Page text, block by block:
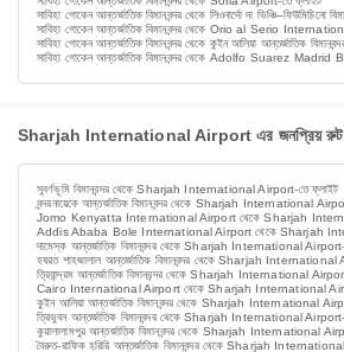
সাবিহা গোকেন আন্তর্জাতিক বিমানবন্দর থেকে লিওনার্দো দা ভিঞ্চি–ফিউমিচিনো
সাবিহা গোকেন আন্তর্জাতিক বিমানবন্দর থেকে Orio al Serio
সাবিহা গোকেন আন্তর্জাতিক বিমানবন্দর থেকে কুইন আলিয়া আন্তর্জাতিক
সাবিহা গোকেন আন্তর্জাতিক বিমানবন্দর থেকে Adolfo Suarez
Sharjah International Airport এর জনপ্রিয় রুট
সুবর্ণভূমি বিমানবন্দর থেকে Sharjah International Airport-তে ফ্লাইট
বন্দরনায়েকে আন্তর্জাতিক বিমানবন্দর থেকে Sharjah International
Jomo Kenyatta International Airport থেকে Sharjah
Addis Ababa Bole International Airport থেকে Sharjah
দামেস্ক আন্তর্জাতিক বিমানবন্দর থেকে Sharjah International
হযরত শাহজালাল আন্তর্জাতিক বিমানবন্দর থেকে Sharjah International
ত্রিবান্দ্রম আন্তর্জাতিক বিমানবন্দর থেকে Sharjah International
Cairo International Airport থেকে Sharjah International
কুইন আলিয়া আন্তর্জাতিক বিমানবন্দর থেকে Sharjah International
ত্রিভুবন আন্তর্জাতিক বিমানবন্দর থেকে Sharjah International
কুয়ালালামপুর আন্তর্জাতিক বিমানবন্দর থেকে Sharjah International
বৈরুত-রাফিক হরিরি আন্তর্জাতিক বিমানবন্দর থেকে Sharjah